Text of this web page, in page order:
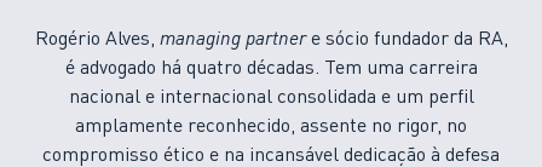
Rogério Alves, managing partnere sócio fundador da RA,
é advogado há quatro décadas. Tem uma carreira
nacional e internacional consolidada e um perfil
amplamente reconhecido, assente no rigor, no
compromisso ético e na incansável dedicação à defesa